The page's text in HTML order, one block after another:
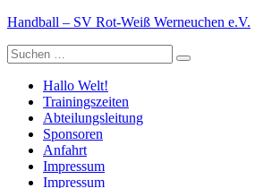
Zum
springen
Handball – SV Rot-Weiß Werneuchen e.V.
Suche
nach:
Hallo Welt!
Trainingszeiten
Abteilungsleitung
Sponsoren
Anfahrt
Impressum
Impressum